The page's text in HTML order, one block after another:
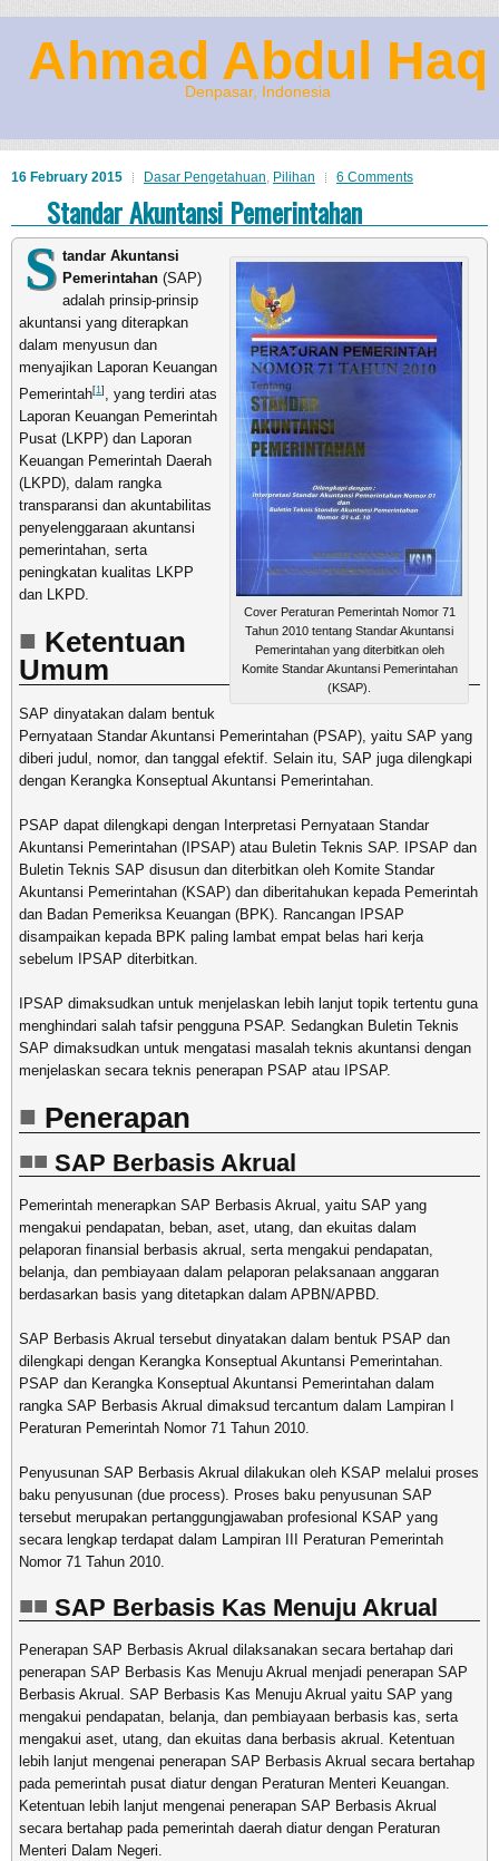
Ahmad Abdul Haq
Denpasar, Indonesia
16 February 2015 Dasar Pengetahuan, Pilihan 6 Comments
Standar Akuntansi Pemerintahan
Cover Peraturan Pemerintah Nomor 71
Tahun 2010 tentang Standar Akuntansi
Pemerintahan yang diterbitkan oleh
Komite Standar Akuntansi Pemerintahan
(KSAP).
S tandar Akuntansi
Pemerintahan (SAP)
adalah prinsip-prinsip
akuntansi yang diterapkan
dalam menyusun dan
menyajikan Laporan Keuangan
Pemerintah[1] , yang terdiri atas
Laporan Keuangan Pemerintah
Pusat (LKPP) dan Laporan
Keuangan Pemerintah Daerah
(LKPD), dalam rangka
transparansi dan akuntabilitas
penyelenggaraan akuntansi
pemerintahan, serta
peningkatan kualitas LKPP
dan LKPD.
Ketentuan
Umum
SAP dinyatakan dalam bentuk
Pernyataan Standar Akuntansi Pemerintahan (PSAP), yaitu SAP yang
diberi judul, nomor, dan tanggal efektif. Selain itu, SAP juga dilengkapi
dengan Kerangka Konseptual Akuntansi Pemerintahan.
PSAP dapat dilengkapi dengan Interpretasi Pernyataan Standar
Akuntansi Pemerintahan (IPSAP) atau Buletin Teknis SAP. IPSAP dan
Buletin Teknis SAP disusun dan diterbitkan oleh Komite Standar
Akuntansi Pemerintahan (KSAP) dan diberitahukan kepada Pemerintah
dan Badan Pemeriksa Keuangan (BPK). Rancangan IPSAP
disampaikan kepada BPK paling lambat empat belas hari kerja
sebelum IPSAP diterbitkan.
IPSAP dimaksudkan untuk menjelaskan lebih lanjut topik tertentu guna
menghindari salah tafsir pengguna PSAP. Sedangkan Buletin Teknis
SAP dimaksudkan untuk mengatasi masalah teknis akuntansi dengan
menjelaskan secara teknis penerapan PSAP atau IPSAP.
Penerapan
SAP Berbasis Akrual
Pemerintah menerapkan SAP Berbasis Akrual, yaitu SAP yang
mengakui pendapatan, beban, aset, utang, dan ekuitas dalam
pelaporan finansial berbasis akrual, serta mengakui pendapatan,
belanja, dan pembiayaan dalam pelaporan pelaksanaan anggaran
berdasarkan basis yang ditetapkan dalam APBN/APBD.
SAP Berbasis Akrual tersebut dinyatakan dalam bentuk PSAP dan
dilengkapi dengan Kerangka Konseptual Akuntansi Pemerintahan.
PSAP dan Kerangka Konseptual Akuntansi Pemerintahan dalam
rangka SAP Berbasis Akrual dimaksud tercantum dalam Lampiran I
Peraturan Pemerintah Nomor 71 Tahun 2010.
Penyusunan SAP Berbasis Akrual dilakukan oleh KSAP melalui proses
baku penyusunan (due process). Proses baku penyusunan SAP
tersebut merupakan pertanggungjawaban profesional KSAP yang
secara lengkap terdapat dalam Lampiran III Peraturan Pemerintah
Nomor 71 Tahun 2010.
SAP Berbasis Kas Menuju Akrual
Penerapan SAP Berbasis Akrual dilaksanakan secara bertahap dari
penerapan SAP Berbasis Kas Menuju Akrual menjadi penerapan SAP
Berbasis Akrual. SAP Berbasis Kas Menuju Akrual yaitu SAP yang
mengakui pendapatan, belanja, dan pembiayaan berbasis kas, serta
mengakui aset, utang, dan ekuitas dana berbasis akrual. Ketentuan
lebih lanjut mengenai penerapan SAP Berbasis Akrual secara bertahap
pada pemerintah pusat diatur dengan Peraturan Menteri Keuangan.
Ketentuan lebih lanjut mengenai penerapan SAP Berbasis Akrual
secara bertahap pada pemerintah daerah diatur dengan Peraturan
Menteri Dalam Negeri.